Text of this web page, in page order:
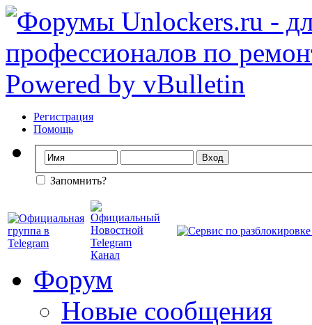
Регистрация
Помощь
Запомнить?
Форум
Новые сообщения